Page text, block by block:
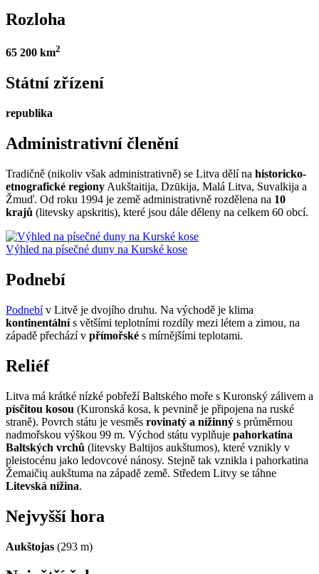
Rozloha
65 200 km2
Státní zřízení
republika
Administrativní členění
Tradičně (nikoliv však administrativně) se Litva dělí na historicko-
etnografické regiony Aukštaitija, Dzūkija, Malá Litva, Suvalkija a
Žmuď. Od roku 1994 je země administrativně rozdělena na 10
krajů (litevsky apskritis), které jsou dále děleny na celkem 60 obcí.
Výhled na písečné duny na Kurské kose
Podnebí
Podnebív Litvě je dvojího druhu. Na východě je klima
kontinentálnís většími teplotními rozdíly mezi létem a zimou, na
západě přechází v přímořské s mírnějšími teplotami.
Reliéf
Litva má krátké nízké pobřeží Baltského moře s Kuronský zálivem a
písčitou kosou (Kuronská kosa, k pevnině je připojena na ruské
straně). Povrch státu je vesměs rovinatý a nížinný s průměrnou
nadmořskou výškou 99 m. Východ státu vyplňuje pahorkatina
Baltských vrchů (litevsky Baltijos aukštumos), které vznikly v
pleistocénu jako ledovcové nánosy. Stejně tak vznikla i pahorkatina
Žemaičių aukštuma na západě země. Středem Litvy se táhne
Litevská nížina.
Nejvyšší hora
Aukštojas (293 m)